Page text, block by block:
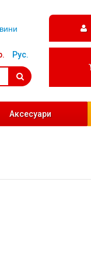
Рус.
Аксесуари